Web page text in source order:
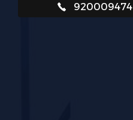
920009474